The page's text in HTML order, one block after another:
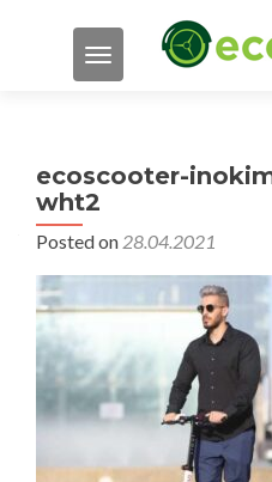
TOGGLE NAVIGATION
ecoscooter-
wht2
Posted on 28.04.2021